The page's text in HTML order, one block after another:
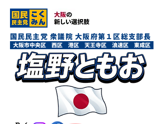
大阪市中央区 西区 港区 天王寺区 浪速区 東成区
国民民主党 衆議院 大阪府第１区総支部長